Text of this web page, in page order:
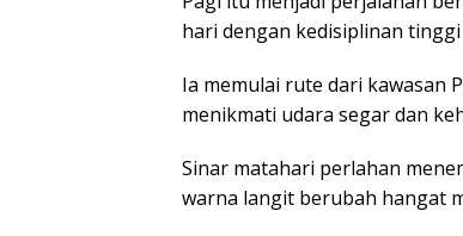
hari dengan kedisiplinan
Ia memulai rute dari kawasan
menikmati udara segar dan
Sinar matahari perlahan
warna langit berubah hangat